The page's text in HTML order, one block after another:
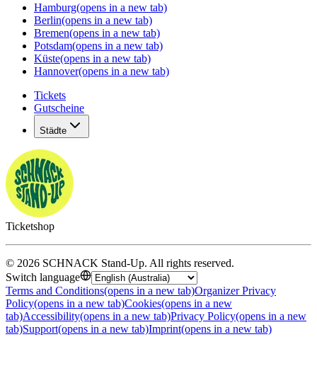
Hamburg(opens in a new tab)
Berlin(opens in a new tab)
Bremen(opens in a new tab)
Potsdam(opens in a new tab)
Küste(opens in a new tab)
Hannover(opens in a new tab)
Tickets
Gutscheine
Städte
Ticketshop
© 2026 SCHNACK Stand-Up. All rights reserved.
Switch language
Terms and Conditions(opens in a new tab)Organizer Privacy
Policy(opens in a new tab)Cookies(opens in a new
tab)Accessibility(opens in a new tab)Privacy Policy(opens in a new
tab)Support(opens in a new tab)Imprint(opens in a new tab)